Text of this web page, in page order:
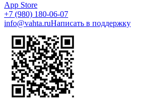
App Store
+7 (980) 180-06-07
info@vahta.ruНаписать в поддержку